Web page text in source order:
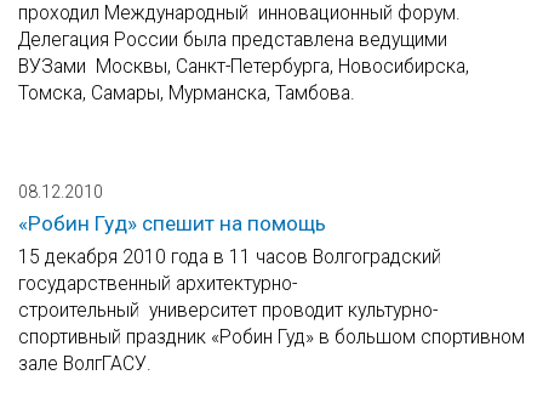
проходил Международный инновационный форум.
Делегация России была представлена ведущими
ВУЗами Москвы, Санкт-Петербурга, Новосибирска,
Томска, Самары, Мурманска, Тамбова.
08.12.2010
«Робин Гуд» спешит на помощь
15 декабря 2010 года в 11 часов Волгоградский
государственный архитектурно-
строительный университет проводит культурно-
спортивный праздник «Робин Гуд» в большом спортивном
зале ВолгГАСУ.